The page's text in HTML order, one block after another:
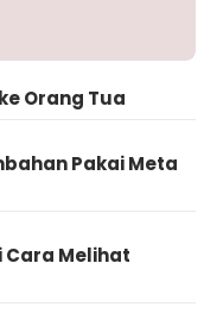
Orang Tua
Pakai Meta
Cara Melihat